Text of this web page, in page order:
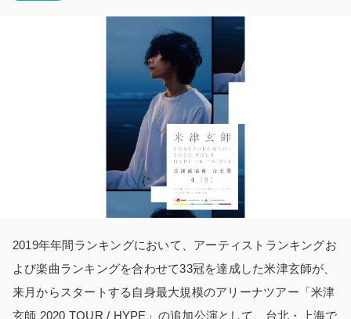
2019年年間ランキングにおいて、アーティストランキングお
よび楽曲ランキングを合わせて33冠を達成した米津玄師が、
来月からスタートする自身最大規模のアリーナツアー「米津
玄師 2020 TOUR / HYPE」の追加公演として、台北・上海で